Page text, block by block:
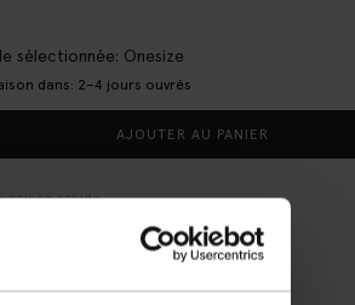
sélectionnée: Onesize
dans: 2–4 jours ouvrés
AJOUTER AU PANIER
rapide
Délai de rétractation de 14 jours